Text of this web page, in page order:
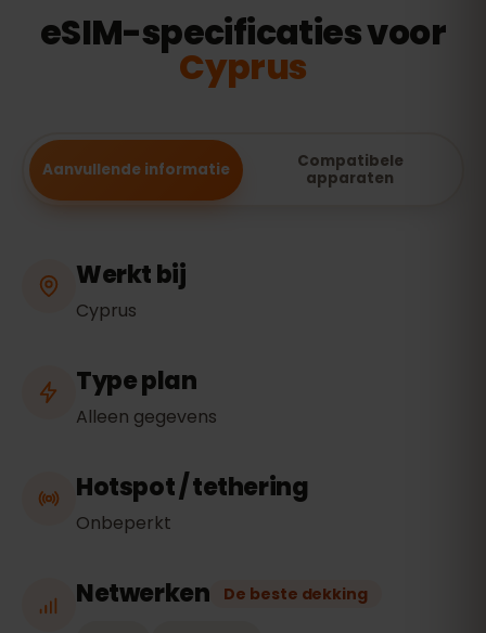
eSIM-specificaties voor
Cyprus
Aanvullende informatie
Compatibele
apparaten
Werkt bij
Cyprus
Type plan
Alleen gegevens
Hotspot / tethering
Onbeperkt
Netwerken De beste dekking